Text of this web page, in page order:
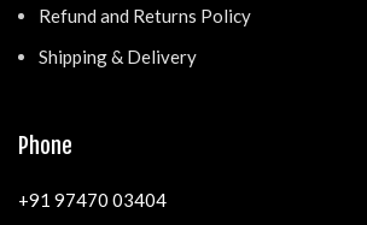
Refund and Returns Policy
Shipping & Delivery
Phone
+91 97470 03404